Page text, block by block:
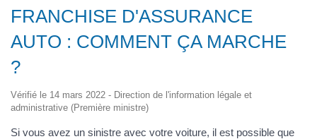
FRANCHISE D'ASSURANCE
AUTO : COMMENT ÇA MARCHE
?
Vérifié le 14 mars 2022 - Direction de l'information légale et
administrative (Première ministre)
Si vous avez un sinistre avec votre voiture, il est possible que